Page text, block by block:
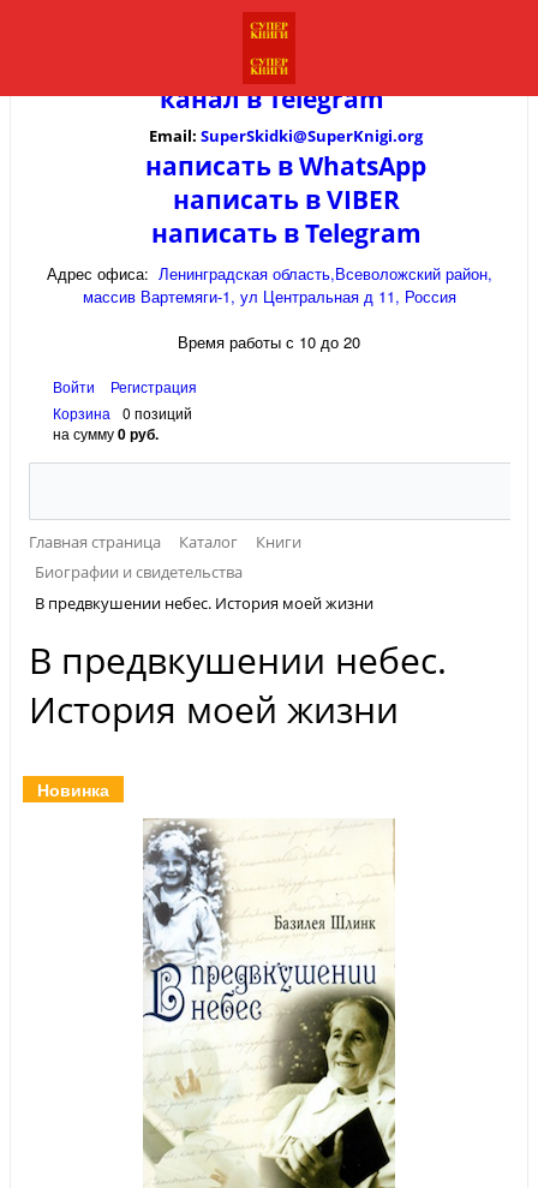
канал вTelegram
Email: SuperSkidki@SuperKnigi.org
написать в WhatsApp
написать в VIBER
написать в Telegram
Адрес офиса: Ленинградская область,Всеволожский район,
массив Вартемяги-1, ул Центральная д 11, Россия
Время работы с 10 до 20
Войти
Регистрация
Корзина
0 позиций
на сумму0 руб.
Главная страница Каталог
Книги
Биографии и свидетельства
В предвкушении небес. История моей жизни
В предвкушении небес.
История моей жизни
Новинка